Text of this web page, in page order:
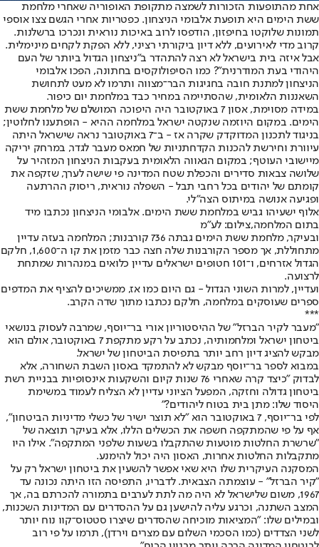
אחת מהתופעות הזכורות לשמצה מתקופת האופוריה שאחרי מלחמת
ששת הימים היא תופעת אלבומי הניצחון. כפטריות אחרי הגשם צצו אוספי
תמונות שלוקטו בחיפזון, הודפסו לרוב באיכות נוראית ונכרכו ברשלנות.
קרוב מדי לאירועים, ללא דיון ביקורתי רציני, ללא הפקת לקחים מינימלית.
אבל איזה בית בישראל לא רצה להתהדר ב"ניצחון הגדול ביותר של העם
היהודי בעת המודרנית"? כמו הסיפולוקסים בחתונה, הפכו אלבומי
הניצחון למתנת חובה בחגיגות הבר־מצווה ותרמו לא מעט לתחושת
השאננות הלאומית, שהסתיימה במחיר כבד במלחמת יום כיפור.
במידה מסוימת, אסון 7 באוקטובר היה היפוכה המושלם של מלחמת ששת
הימים. במקום היוזמה שנקטה ישראל במלחמה ההיא - הופתענו לחלוטין;
בניגוד לתכנון המדוקדק שקרה אז - ב־7 באוקטובר נראה שישראל היתה
עיוורת וחירשת להכנות הקדחתניות של חמאס מעבר לגדר, במרחק יריקה
מיישובי העוטף; במקום הגאווה הלאומית בעקבות הניצחון המזהיר על
שלושה צבאות סדירים והכפלת שטח המדינה פי שישה לערך, שזקפה את
קומתם של יהודים בכל רחבי תבל - השפלה נוראית, ריסוק ההרתעה
ופגיעה אנושה במיתוס הצה"לי.
אלוף ישעיהו גביש במלחמת ששת הימים. אלבומי הניצחון נכתבו מיד
בתום המלחמה,צילום: לע"מ
ובעיקר, מלחמת ששת הימים גבתה 736 קורבנות; המלחמה בעזה עדיין
מתחוללת, אך מספר הקורבנות שלה חצה כבר מזמן את קו ה־1,600, חלקם
הגדול אזרחים, ו־101 חטופים ישראלים עדיין כלואים במנהרות שמתחת
לרצועה.
ועדיין, למרות השוני הגדול - גם היום כמו אז, ממשיכים להציף את המדפים
ספרים שעוסקים במלחמה, חלקם נכתבו מתוך שדה הקרב.
***
"מעבר לקיר הברזל" של ההיסטוריון אורי בר־יוסף, שמרבה לעסוק בנושאי
ביטחון ישראל ומלחמותיה, נכתב על רקע מתקפת 7 באוקטובר, אולם הוא
מבקש להציג דיון רחב יותר בתפיסת הביטחון של ישראל.
במבוא לספר בר־יוסף מבקש לא להתמקד באסון השבת השחורה, אלא
לבדוק "כיצד קרה שאחרי 76 שנות קיום והשקעות אינסופיות בבניית רשת
ביטחון גדולה וחזקה, המפעל הציוני עדיין לא הצליח לעמוד במשימת
היסוד שלו: מתן בית בטוח ליהודים?"
לפי בר־יוסף, 7 באוקטובר הוא "לא תוצר ישיר של כשלי מדיניות הביטחון",
אף על פי שהמתקפה חשפה את הכשלים הללו, אלא בעיקר תוצאה של
"שרשרת החלטות מוטעות שהתקבלו בשעות שלפני המתקפה". אילו היו
מתקבלות החלטות אחרות, האסון היה יכול להימנע.
המסקנה העיקרית שלו היא שאי אפשר להשעין את ביטחון ישראל רק על
"קיר הברזל" - עוצמתה הצבאית. לדבריו, התפיסה הזו היתה נכונה עד
1967, משום שלישראל לא היה מה לתת לערבים בתמורה להכרתם בה, אך
המצב השתנה, וכרגע עליה להישען גם על ההסדרים עם המדינות השכנות,
ובמילים שלו: "המציאות מוכיחה שהסדרים שיצרו סטטוס־קוו נוח יותר
לשני הצדדים (כמו הסכמי השלום עם מצרים וירדן), תרמו על פי רוב